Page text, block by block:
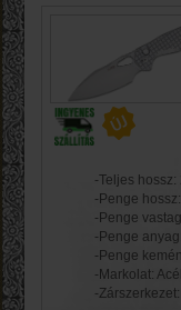
-Teljes hossz:
-Penge
-Penge
-Penge
-Penge
-Markolat: Acél
-